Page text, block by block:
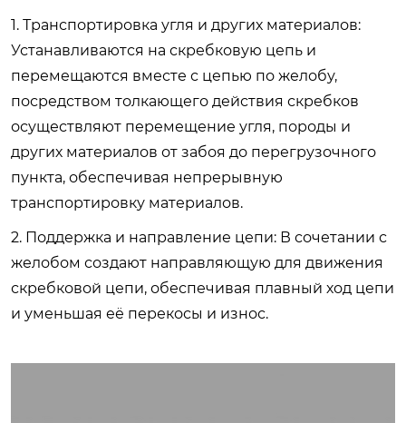
1. Транспортировка угля и других материалов:
Устанавливаются на скребковую цепь и
перемещаются вместе с цепью по желобу,
посредством толкающего действия скребков
осуществляют перемещение угля, породы и
других материалов от забоя до перегрузочного
пункта, обеспечивая непрерывную
транспортировку материалов.
2. Поддержка и направление цепи: В сочетании с
желобом создают направляющую для движения
скребковой цепи, обеспечивая плавный ход цепи
и уменьшая её перекосы и износ.